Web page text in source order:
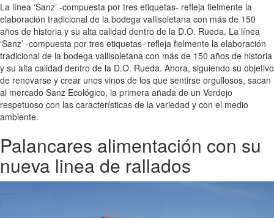
La línea ‘Sanz’ -compuesta por tres etiquetas- refleja fielmente la
elaboración tradicional de la bodega vallisoletana con más de 150
años de historia y su alta calidad dentro de la D.O. Rueda. La línea
‘Sanz’ -compuesta por tres etiquetas- refleja fielmente la elaboración
tradicional de la bodega vallisoletana con más de 150 años de historia
y su alta calidad dentro de la D.O. Rueda. Ahora, siguiendo su objetivo
de renovarse y crear unos vinos de los que sentirse orgullosos, sacan
al mercado Sanz Ecológico, la primera añada de un Verdejo
respetuoso con las características de la variedad y con el medio
ambiente.
Palancares alimentación con su
nueva linea de rallados